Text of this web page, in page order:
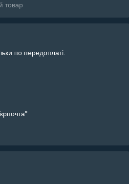
товар
по передоплаті.